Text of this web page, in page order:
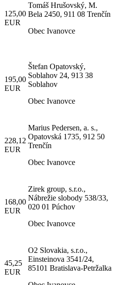
125,00
EUR
Tomáš Hrušovský, M.
Bela 2450, 911 08 Trenčín
Obec Ivanovce
195,00
EUR
Štefan Opatovský,
Soblahov 24, 913 38
Soblahov
Obec Ivanovce
228,12
EUR
Marius Pedersen, a. s.,
Opatovská 1735, 912 50
Trenčín
Obec Ivanovce
168,00
EUR
Zirek group, s.r.o.,
Nábrežie slobody 538/33,
020 01 Púchov
Obec Ivanovce
45,25
EUR
O2 Slovakia, s.r.o.,
Einsteinova 3541/24,
85101 Bratislava-Petržalka